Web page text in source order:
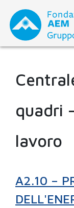
content
quadri
lavoro
A2.10 –